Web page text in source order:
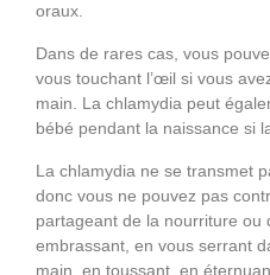
oraux.
Dans de rares cas, vous
vous touchant l’œil si vous
main. La chlamydia peut
bébé pendant la naissance si
La chlamydia ne se transmet
donc vous ne pouvez pas
partageant de la nourriture ou
embrassant, en vous serrant
main, en toussant, en